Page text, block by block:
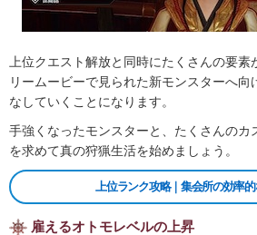
上位クエスト解放と同時にたくさんの要
リームービーで見られた新モンスターへ向
なしていくことになります。
手強くなったモンスターと、たくさんのカ
を求めて真の狩猟生活を始めましょう。
上位ランク攻略｜集会所の効率
雇えるオトモレベルの上昇